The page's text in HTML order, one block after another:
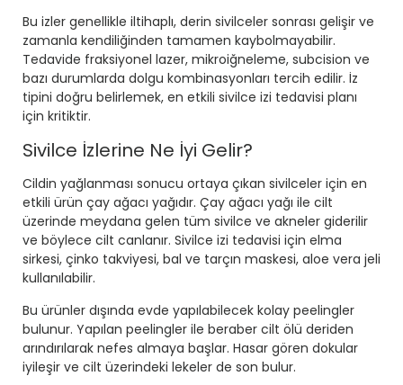
Bu izler genellikle iltihaplı, derin sivilceler sonrası gelişir ve
zamanla kendiliğinden tamamen kaybolmayabilir.
Tedavide fraksiyonel lazer, mikroiğneleme, subcision ve
bazı durumlarda dolgu kombinasyonları tercih edilir. İz
tipini doğru belirlemek, en etkili sivilce izi tedavisi planı
için kritiktir.
Sivilce İzlerine Ne İyi Gelir?
Cildin yağlanması sonucu ortaya çıkan sivilceler için en
etkili ürün çay ağacı yağıdır. Çay ağacı yağı ile cilt
üzerinde meydana gelen tüm sivilce ve akneler giderilir
ve böylece cilt canlanır. Sivilce izi tedavisi için elma
sirkesi, çinko takviyesi, bal ve tarçın maskesi, aloe vera jeli
kullanılabilir.
Bu ürünler dışında evde yapılabilecek kolay peelingler
bulunur. Yapılan peelingler ile beraber cilt ölü deriden
arındırılarak nefes almaya başlar. Hasar gören dokular
iyileşir ve cilt üzerindeki lekeler de son bulur.